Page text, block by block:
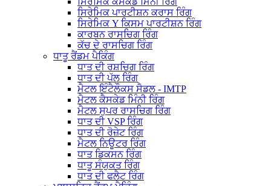
ਸਿਰੇਮਿਕ ਪਾਰਟੀਸ਼ਨ ਕਰਾਸ ਰਿੰਗ
ਸਿਰੇਮਿਕ Y ਕਿਸਮ ਪਾਰਟੀਸ਼ਨ ਰਿੰਗ
ਕਾਰਬਨ ਰਾਸਚਿਗ ਰਿੰਗ
ਕੱਚ ਦੇ ਰਾਸਚਿਗ ਰਿੰਗ
ਧਾਤੂ ਰੈਂਡਮ ਪੈਕਿੰਗ
ਧਾਤ ਦੀ ਰਸ਼ਚਿਗ ਰਿੰਗ
ਧਾਤ ਦੀ ਪੱਲ ਰਿੰਗ
ਮੈਟਲ ਇੰਟੈਲੌਕਸ ਸੈਡਲ - IMTP
ਮੈਟਲ ਕੈਸਕੇਡ ਮਿੰਨੀ ਰਿੰਗ
ਮੈਟਲ ਸੁਪਰ ਰਾਸਚਿਗ ਰਿੰਗ
ਧਾਤ ਦੀ VSP ਰਿੰਗ
ਧਾਤ ਦੀ ਰੋਜ਼ੇਟ ਰਿੰਗ
ਮੈਟਲ ਨਿਊਟਰ ਰਿੰਗ
ਧਾਤ ਡਿਕਸਨ ਰਿੰਗ
ਧਾਤੂ ਸੰਯੁਕਤ ਰਿੰਗ
ਧਾਤ ਦੀ ਫਲੈਟ ਰਿੰਗ